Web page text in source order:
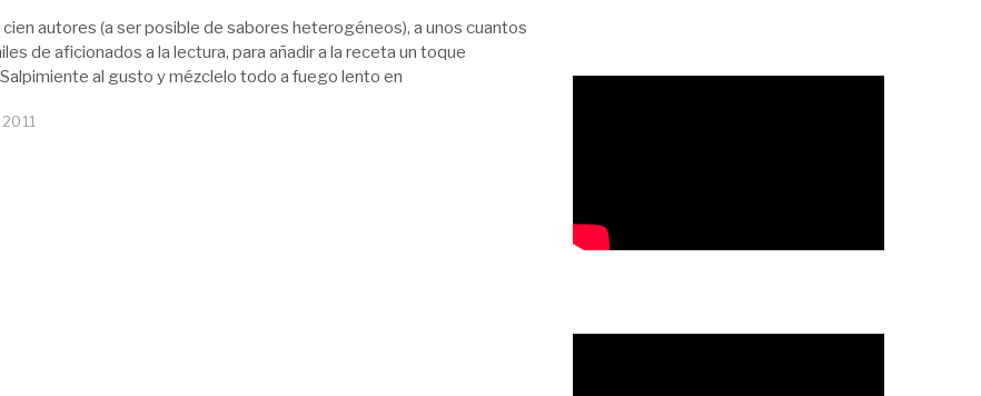
cien autores (a ser posible de sabores heterogéneos), a unos cuantos
de aficionados a la lectura, para añadir a la receta un toque
al gusto y mézclelo todo a fuego lento en